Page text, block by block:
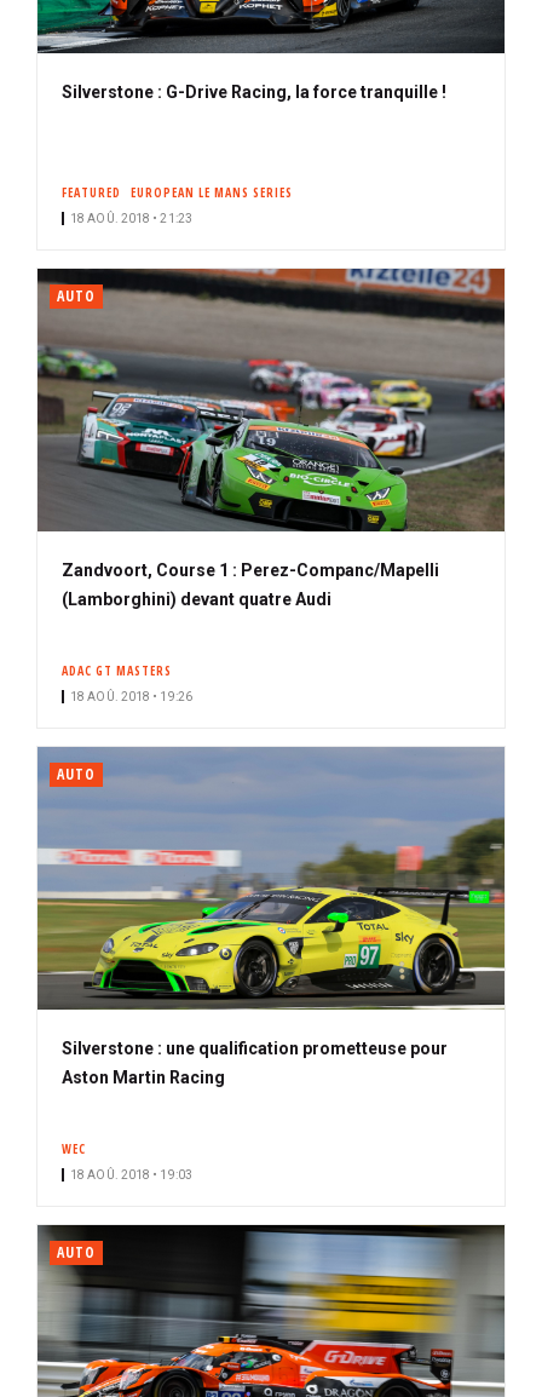
Silverstone : G-Drive Racing, la force tranquille !
FEATURED EUROPEAN LE MANS SERIES
18 AOÛ. 2018 • 21:23
AUTO
Zandvoort, Course 1 : Perez-Companc/Mapelli
(Lamborghini) devant quatre Audi
ADAC GT MASTERS
18 AOÛ. 2018 • 19:26
AUTO
Silverstone : une qualification prometteuse pour
Aston Martin Racing
WEC
18 AOÛ. 2018 • 19:03
AUTO